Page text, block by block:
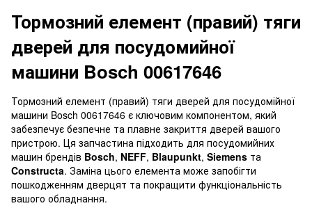
Тормозний елемент (правий) тяги
дверей для посудомийної
машини Bosch 00617646
Тормозний елемент (правий) тяги дверей для посудомійної
машини Bosch 00617646 є ключовим компонентом, який
забезпечує безпечне та плавне закриття дверей вашого
пристрою. Ця запчастина підходить для посудомийних
машин брендів Bosch, NEFF, Blaupunkt, Siemens та
Constructa. Заміна цього елемента може запобігти
пошкодженням дверцят та покращити функціональність
вашого обладнання.